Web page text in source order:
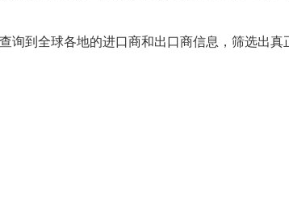
询到全球各地的进口商和出口商信息，筛选出真